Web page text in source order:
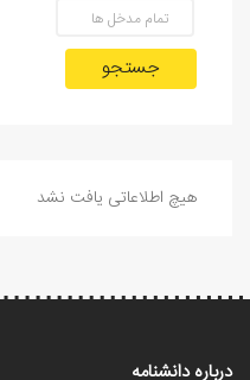
جستجو
هیچ اطلاعاتی یافت نشد
درباره دانشنامه